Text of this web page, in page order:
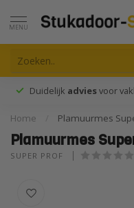
MENU
Duidelijk adviesvoor
Home Plamuurmes
Plamuurmes
SUPER PROF